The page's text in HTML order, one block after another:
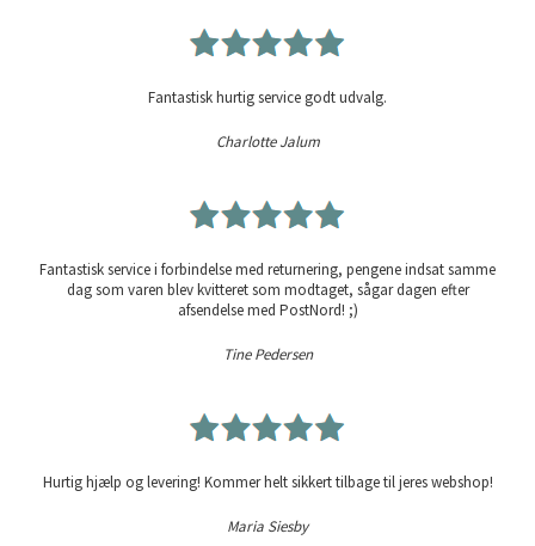
Fantastisk hurtig service godt udvalg.
Charlotte Jalum
Fantastisk service i forbindelse med returnering, pengene indsat samme
dag som varen blev kvitteret som modtaget, sågar dagen efter
afsendelse med PostNord! ;)
Tine Pedersen
Hurtig hjælp og levering! Kommer helt sikkert tilbage til jeres webshop!
Maria Siesby